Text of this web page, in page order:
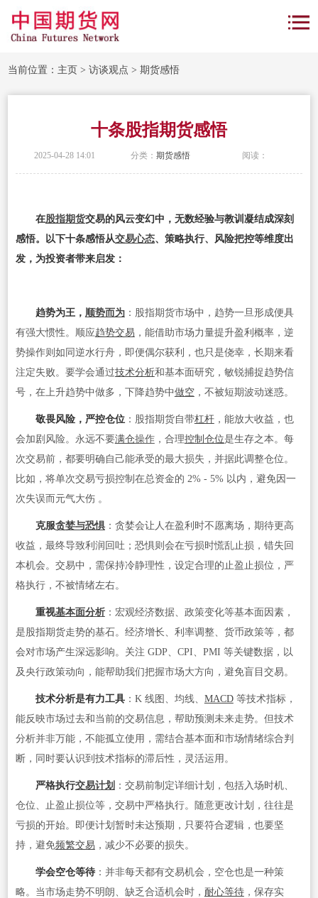
当前位置： 主页 >访谈观点 >期货感悟
十条股指期货感悟
2025-04-28 14:01 分类： 期货感悟 阅读：
在股指期货交易的风云变幻中，无数经验与教训凝结成深刻
感悟。以下十条感悟从交易心态、策略执行、风险把控等维度出
发，为投资者带来启发：
趋势为王， 顺势而为：股指期货市场中，趋势一旦形成便具
有强大惯性。顺应趋势交易 ，能借助市场力量提升盈利概率，逆
势操作则如同逆水行舟，即便偶尔获利，也只是侥幸，长期来看
注定失败。要学会通过技术分析和基本面研究，敏锐捕捉趋势信
号，在上升趋势中做多，下降趋势中做空，不被短期波动迷惑。
敬畏风险，严控仓位：股指期货自带杠杆，能放大收益，也
会加剧风险。永远不要满仓操作，合理控制仓位是生存之本。每
次交易前，都要明确自己能承受的最大损失，并据此调整仓位。
比如，将单次交易亏损控制在总资金的 2% - 5% 以内，避免因一
次失误而元气大伤 。
克服贪婪与恐惧：贪婪会让人在盈利时不愿离场，期待更高
收益，最终导致利润回吐；恐惧则会在亏损时慌乱止损，错失回
本机会。交易中，需保持冷静理性，设定合理的止盈止损位，严
格执行，不被情绪左右。
重视基本面分析：宏观经济数据、政策变化等基本面因素，
是股指期货走势的基石。经济增长、利率调整、货币政策等，都
会对市场产生深远影响。关注 GDP、CPI、PMI 等关键数据，以
及央行政策动向，能帮助我们把握市场大方向，避免盲目交易。
技术分析是有力工具：K 线图、均线、 MACD等技术指标，
能反映市场过去和当前的交易信息，帮助预测未来走势。但技术
分析并非万能，不能孤立使用，需结合基本面和市场情绪综合判
断，同时要认识到技术指标的滞后性，灵活运用。
严格执行交易计划 ：交易前制定详细计划，包括入场时机、
仓位、止盈止损位等，交易中严格执行。随意更改计划，往往是
亏损的开始。即便计划暂时未达预期，只要符合逻辑，也要坚
持，避免频繁交易 ，减少不必要的损失。
学会空仓等待：并非每天都有交易机会，空仓也是一种策
略。当市场走势不明朗、缺乏合适机会时， 耐心等待，保存实